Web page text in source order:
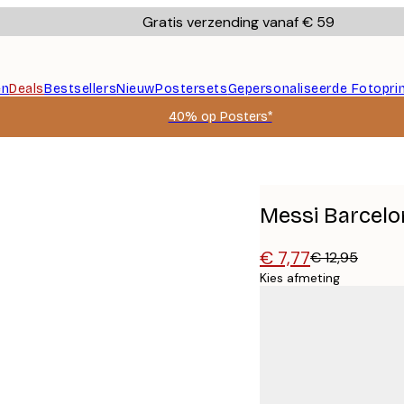
Gratis verzending vanaf € 59
DealsBestsellersNieuwPostersetsGepersonaliseerde
40% op Posters*
Messi
€ 7,77€ 12,95
Kies afmeting